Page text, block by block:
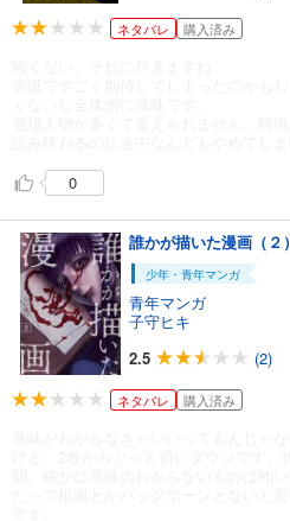
ネタバレ 購入済み
0
誰かが描いた漫画（２）
少年・青年マンガ
青年マンガ
子守ヒキ
2.5
(2)
ネタバレ 購入済み